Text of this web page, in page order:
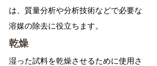
は、質量分析や分析技術などで必要な
溶媒の除去に役立ちます。
乾燥
湿った試料を乾燥させるために使用さ